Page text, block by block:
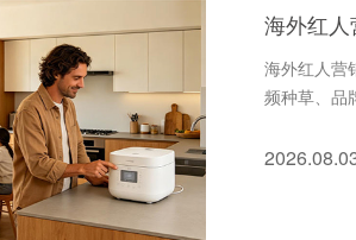
海外红人
海外红人营
频种草、品